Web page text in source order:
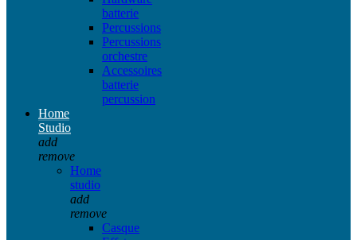
batterie
Percussions
Percussions
orchestre
Accessoires
batterie
percussion
Home
Studio
add
remove
Home
studio
add
remove
Casque